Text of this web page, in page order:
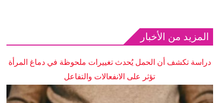
المزيد من الأخبار
دراسة تكشف أن الحمل يُحدث تغييرات ملحوظة في دماغ المرأة
تؤثر على الانفعالات والتفاعل